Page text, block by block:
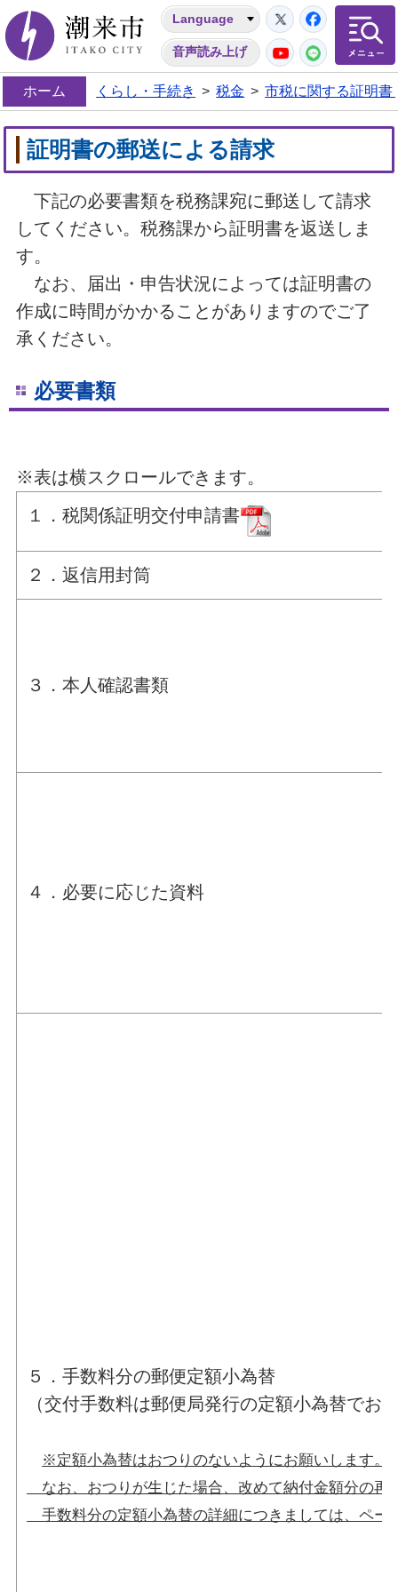
潮来市
Language
音声読み上げ
Twitter
YouTube
LINE
ホーム くらし・手続き > 税金 > 市税に関する証明書
証明書の郵送による請求
下記の必要書類を税務課宛に郵送して請求
してください。税務課から証明書を返送しま
す。
なお、届出・申告状況によっては証明書の
作成に時間がかかることがありますのでご了
承ください。
必要書類
※表は横スクロールできます。
１．税関係証明交付申請書
２．返信用封筒
３．本人確認書類
４．必要に応じた資料
５．手数料分の郵便定額小為替
（交付手数料は郵便局発行の定額小為替でお
※定額小為替はおつりのないようにお願いします。
なお、おつりが生じた場合、改めて納付金額分の再
手数料分の定額小為替の詳細につきましては、ペー